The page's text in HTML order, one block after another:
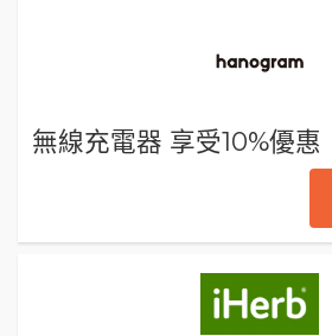
無線充電器 享受10%優惠